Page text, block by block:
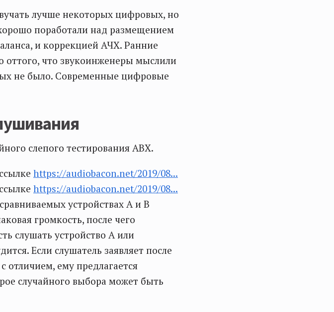
лучше некоторых цифровых, но
поработали над размещением
и коррекцией АЧХ. Ранние
оттого, что звукоинженеры мыслили
не было. Современные цифровые
слепого тестирования ABX.
https://audiobacon.net/2019/08...
https://audiobacon.net/2019/08...
устройствах А и В
громкость, после чего
слушать устройство А или
Если слушатель заявляет после
отличием, ему предлагается
случайного выбора может быть